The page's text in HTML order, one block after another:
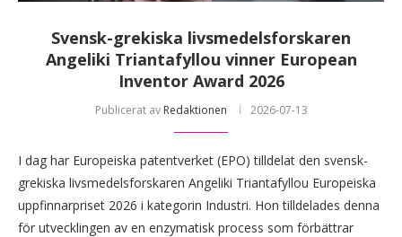
Svensk-grekiska livsmedelsforskaren
Angeliki Triantafyllou vinner European
Inventor Award 2026
Publicerat av Redaktionen 2026-07-13
I dag har Europeiska patentverket (EPO) tilldelat den svensk-
grekiska livsmedelsforskaren Angeliki Triantafyllou Europeiska
uppfinnarpriset 2026 i kategorin Industri. Hon tilldelades denna
för utvecklingen av en enzymatisk process som förbättrar